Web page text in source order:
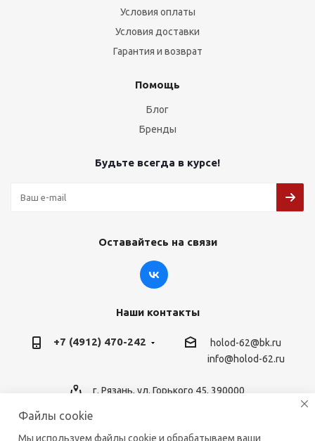
Условия оплаты
Условия доставки
Гарантия и возврат
Помощь
Блог
Бренды
Будьте всегда в курсе!
Оставайтесь на связи
Наши контакты
+7 (4912) 470-242
holod-62@bk.ru
info@holod-62.ru
г. Рязань, ул. Горького 45, 390000
Файлы cookie
Мы используем файлы cookie и обрабатываем ваши